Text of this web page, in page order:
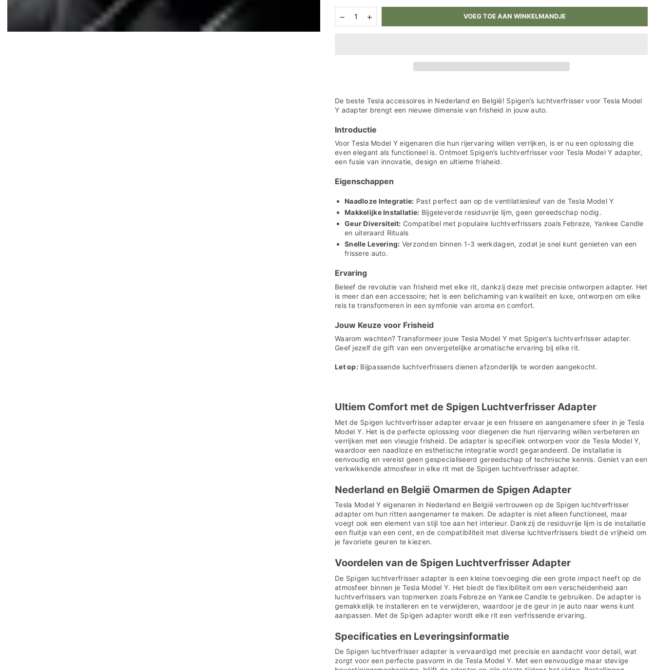
Aantal
verlagen
Ultieme
Auto
Frisheid!
Aantal
verhogen
Ultieme
Auto
Frisheid!
VOEG TOE AAN WINKELMANDJE
De beste Tesla accessoires in Nederland en België! Spigen’s luchtverfrisser voor Tesla Model
Y adapter brengt een nieuwe dimensie van frisheid in jouw auto.
Introductie
Voor Tesla Model Y eigenaren die hun rijervaring willen verrijken, is er nu een oplossing die
even elegant als functioneel is. Ontmoet Spigen’s luchtverfrisser voor Tesla Model Y adapter,
een fusie van innovatie, design en ultieme frisheid.
Eigenschappen
Naadloze Integratie: Past perfect aan op de ventilatiesleuf van de Tesla Model Y
Makkelijke Installatie: Bijgeleverde residuvrije lijm, geen gereedschap nodig.
Geur Diversiteit: Compatibel met populaire luchtverfrissers zoals Febreze, Yankee Candle
en uiteraard Rituals
Snelle Levering: Verzonden binnen 1-3 werkdagen, zodat je snel kunt genieten van een
frissere auto.
Ervaring
Beleef de revolutie van frisheid met elke rit, dankzij deze met precisie ontworpen adapter. Het
is meer dan een accessoire; het is een belichaming van kwaliteit en luxe, ontworpen om elke
reis te transformeren in een symfonie van aroma en comfort.
Jouw Keuze voor Frisheid
Waarom wachten? Transformeer jouw Tesla Model Y met Spigen’s luchtverfrisser adapter.
Geef jezelf de gift van een onvergetelijke aromatische ervaring bij elke rit.
Let op:Bijpassende luchtverfrissers dienen afzonderlijk te worden aangekocht.
Ultiem Comfort met de Spigen Luchtverfrisser Adapter
Met de Spigen luchtverfrisser adapter ervaar je een frissere en aangenamere sfeer in je Tesla
Model Y. Het is de perfecte oplossing voor diegenen die hun rijervaring willen verbeteren en
verrijken met een vleugje frisheid. De adapter is specifiek ontworpen voor de Tesla Model Y,
waardoor een naadloze en esthetische integratie wordt gegarandeerd. De installatie is
eenvoudig en vereist geen gespecialiseerd gereedschap of technische kennis. Geniet van een
verkwikkende atmosfeer in elke rit met de Spigen luchtverfrisser adapter.
Nederland en België Omarmen de Spigen Adapter
Tesla Model Y eigenaren in Nederland en België vertrouwen op de Spigen luchtverfrisser
adapter om hun ritten aangenamer te maken. De adapter is niet alleen functioneel, maar
voegt ook een element van stijl toe aan het interieur. Dankzij de residuvrije lijm is de installatie
een fluitje van een cent, en de compatibiliteit met diverse luchtverfrissers biedt de vrijheid om
je favoriete geuren te kiezen.
Voordelen van de Spigen Luchtverfrisser Adapter
De Spigen luchtverfrisser adapter is een kleine toevoeging die een grote impact heeft op de
atmosfeer binnen je Tesla Model Y. Het biedt de flexibiliteit om een verscheidenheid aan
luchtverfrissers van topmerken zoals Febreze en Yankee Candle te gebruiken. De adapter is
gemakkelijk te installeren en te verwijderen, waardoor je de geur in je auto naar wens kunt
aanpassen. Met de Spigen adapter wordt elke rit een verfrissende ervaring.
Specificaties en Leveringsinformatie
De Spigen luchtverfrisser adapter is vervaardigd met precisie en aandacht voor detail, wat
zorgt voor een perfecte pasvorm in de Tesla Model Y. Met een eenvoudige maar stevige